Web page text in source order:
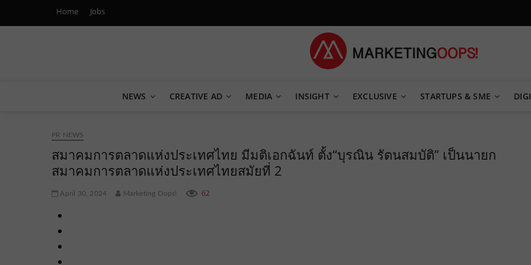
Home Jobs
Marketing Oops!
NEWS CREATIVE AD MEDIA INSIGHT EXCLUSIVE STARTUPS & SME
PR NEWS
สมาคมการตลาดแห่งประเทศไทย มีมติเอกฉันท์ ตั้ง“บุรณิน รัตนสมบัติ” เป็นนายก
สมาคมการตลาดแห่งประเทศไทยสมัยที่ 2
April 30, 2024 Marketing Oops! 62